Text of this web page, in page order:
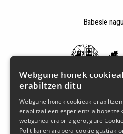
Babesle
Jarrai gaitzazu sare
Webgune honek
erabiltzen ditu
Webgune honek cookieak
erabiltzaileen esperientzia
webgunea erabiliz gero, gure Cookie
Politikaren arabera cookie guztiak